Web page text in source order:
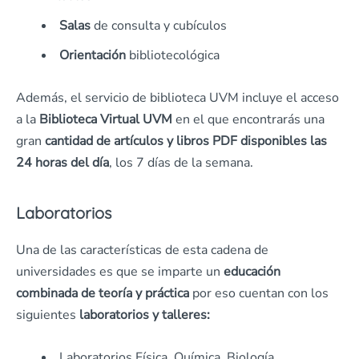
Salasde consulta y cubículos
Orientación bibliotecológica
Además, el servicio de biblioteca UVM incluye el acceso
a la Biblioteca Virtual UVM en el que encontrarás una
gran cantidad de artículos y libros PDF disponibles las
24 horas del día, los 7 días de la semana.
Laboratorios
Una de las características de esta cadena de
universidades es que se imparte un educación
combinada de teoría y práctica por eso cuentan con los
siguientes laboratorios y talleres: